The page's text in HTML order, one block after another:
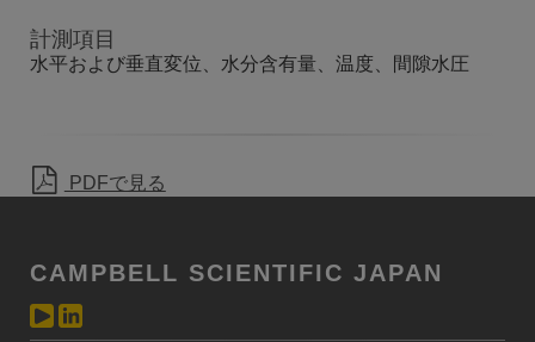
計測項目
水平および垂直変位、水分含有量、温度、間隙水圧
PDFで見る
CAMPBELL SCIENTIFIC JAPAN